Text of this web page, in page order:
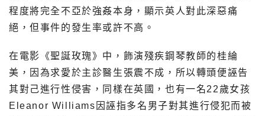
程度將完全不亞於強姦本身，顯示英人對此深惡痛
絕，但事件的發生率或許不高。
在電影《聖誕玫瑰》中，飾演殘疾鋼琴教師的桂綸
美，因為求愛於主診醫生張震不成，所以轉頭便誣告
其對己進行性侵害，同樣在英國，也有一名22歲女孩
Eleanor Williams因誣指多名男子對其進行侵犯而被